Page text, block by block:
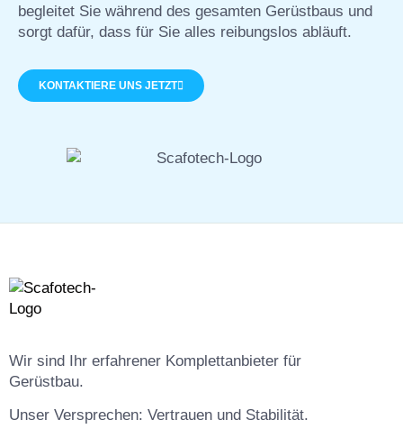
begleitet Sie während des gesamten Gerüstbaus und
sorgt dafür, dass für Sie alles reibungslos abläuft.
KONTAKTIERE UNS JETZT
Wir sind Ihr erfahrener Komplettanbieter für
Gerüstbau.
Unser Versprechen: Vertrauen und Stabilität.